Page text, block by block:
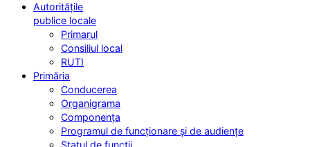
Autoritățile
publice locale
Primarul
Consiliul local
RUTI
Primăria
Conducerea
Organigrama
Componența
Programul de funcționare și de audiențe
Statul de funcții